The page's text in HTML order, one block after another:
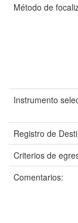
Método de
Instrumento
Registro de
Criterios de
Comentarios: